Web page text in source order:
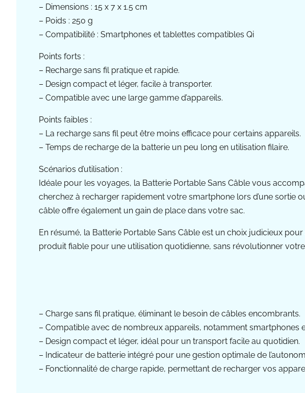
– Dimensions : 15 x 7 x 1.5 cm
– Poids : 250 g
– Compatibilité : Smartphones et tablettes compatibles Qi
Points forts :
– Recharge sans fil pratique et rapide.
– Design compact et léger, facile à transporter.
– Compatible avec une large gamme d’appareils.
Points faibles :
– La recharge sans fil peut être moins efficace pour certains appareils.
– Temps de recharge de la batterie un peu long en utilisation filaire.
Scénarios d’utilisation :
Idéale pour les voyages, la Batterie Portable Sans Câble vous
cherchez à recharger rapidement votre smartphone lors d’une sortie
câble offre également un gain de place dans votre sac.
En résumé, la Batterie Portable Sans Câble est un choix judicieux
produit fiable pour une utilisation quotidienne, sans révolutionner
– Charge sans fil pratique, éliminant le besoin de câbles encombrants.
– Compatible avec de nombreux appareils, notamment smartphones
– Design compact et léger, idéal pour un transport facile au quotidien.
– Indicateur de batterie intégré pour une gestion optimale de
– Fonctionnalité de charge rapide, permettant de recharger vos